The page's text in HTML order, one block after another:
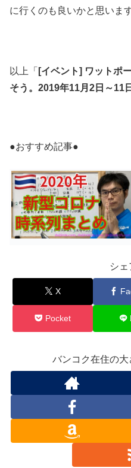
に行くのも良いかと思います
以上「 [イベント] ワットポ
そう。2019年11月2日～11日
●おすすめ記事●
シェ
X
Pocket
バンコク在住の